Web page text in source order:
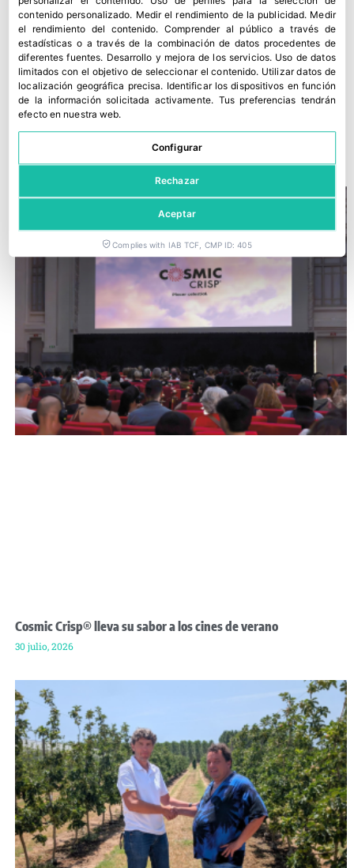
Asturiana de Fertilizantes defiende su continuidad en Avilés
Cosmic Crisp® lleva su sabor a los cines de verano
30 julio, 2026
contenido personalizado. Medir el rendimiento de la publicidad. Medir
el rendimiento del contenido.Comprender al público a través de
estadísticas o a través de la combinación de datos procedentes de
diferentes fuentes. Desarrollo y mejora de los servicios. Uso de datos
limitados con el objetivo de seleccionar el contenido. Utilizar datos de
localización geográfica precisa. Identificar los dispositivos en función
de la información solicitada activamente. Tus preferencias tendrán
efecto en nuestra web.
Configurar
Rechazar
Aceptar
Complies with IAB TCF, CMP ID: 405